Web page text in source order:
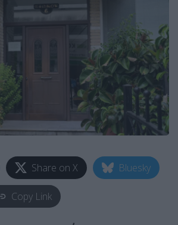
Share on X Bluesky
Copy Link